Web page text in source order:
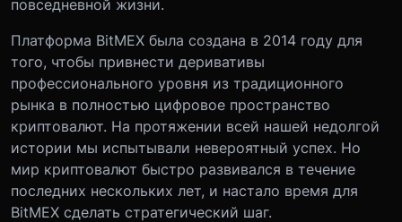
повседневной жизни.
Платформа BitMEX была создана в 2014 году для
того, чтобы привнести деривативы
профессионального уровня из традиционного
рынка в полностью цифровое пространство
криптовалют. На протяжении всей нашей недолгой
истории мы испытывали невероятный успех. Но
мир криптовалют быстро развивался в течение
последних нескольких лет, и настало время для
BitMEX сделать стратегический шаг.